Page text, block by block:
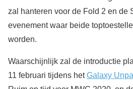
zal hanteren voor de Fold 2 en de
evenement waar beide
worden.
Waarschijnlijk zal de introductie
11 februari tijdens hetGalaxy